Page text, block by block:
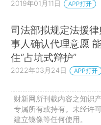
2019年01月11日 APP打开
司法部拟规定法援
事人确认代理意愿
住“占坑式辩护”
2022年03月24日 APP打开
财新网所刊载内容之知识
专属所有或持有。未经许
建立镜像等任何使用。